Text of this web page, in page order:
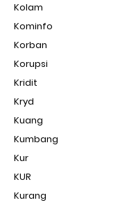
Kolam
Kominfo
Korban
Korupsi
Kridit
Kryd
Kuang
Kumbang
Kur
KUR
Kurang